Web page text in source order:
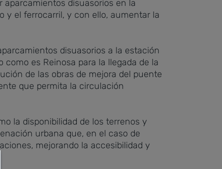
aparcamientos disuasorios en la
y el ferrocarril, y con ello, aumentar la
disuasorios a la estación
es Reinosa para la llegada de la
de las obras de mejora del puente
que permita la circulación
la disponibilidad de los terrenos y
urbana que, en el caso de
mejorando la accesibilidad y